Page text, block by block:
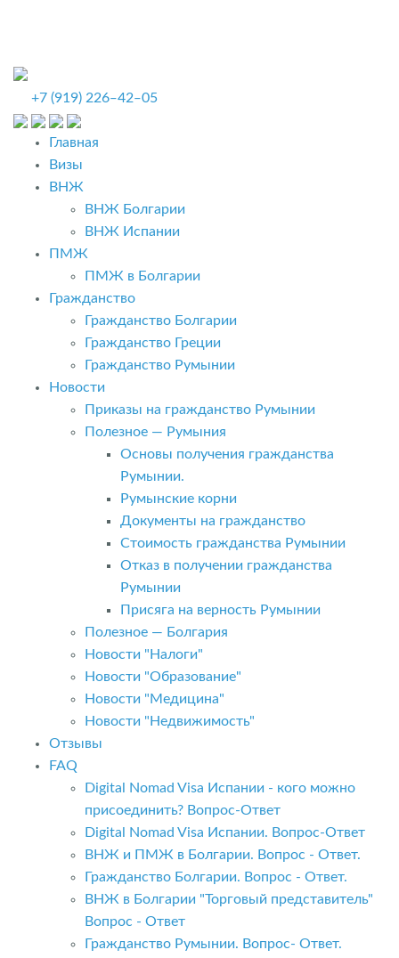
+7 (919) 226‒42‒05
Главная
Визы
ВНЖ
ВНЖ Болгарии
ВНЖ Испании
ПМЖ
ПМЖ в Болгарии
Гражданство
Гражданство Болгарии
Гражданство Греции
Гражданство Румынии
Новости
Приказы на гражданство Румынии
Полезное — Румыния
Основы получения гражданства
Румынии.
Румынские корни
Документы на гражданство
Стоимость гражданства Румынии
Отказ в получении гражданства
Румынии
Присяга на верность Румынии
Полезное — Болгария
Новости "Налоги"
Новости "Образование"
Новости "Медицина"
Новости "Недвижимость"
Отзывы
FAQ
Digital Nomad Visa Испании - кого можно
присоединить? Вопрос-Ответ
Digital Nomad Visa Испании. Вопрос-Ответ
ВНЖ и ПМЖ в Болгарии. Вопрос - Ответ.
Гражданство Болгарии. Вопрос - Ответ.
ВНЖ в Болгарии "Торговый представитель"
Вопрос - Ответ
Гражданство Румынии. Вопрос- Ответ.